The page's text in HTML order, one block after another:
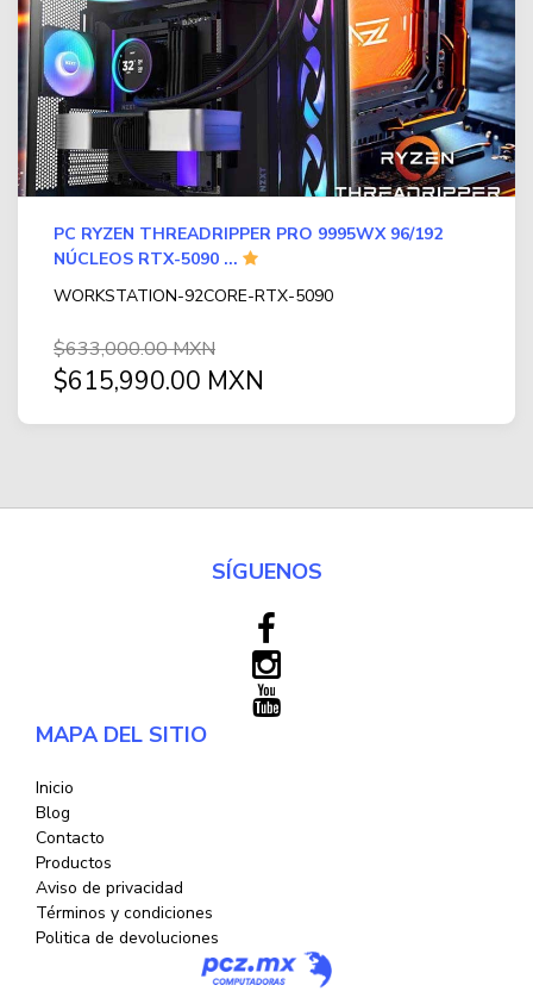
PC RYZEN THREADRIPPER PRO 9995WX 96/192
NÚCLEOS RTX-5090 ...
WORKSTATION-92CORE-RTX-5090
$633,000.00 MXN
$615,990.00 MXN
SÍGUENOS
MAPA DEL SITIO
Inicio
Blog
Contacto
Productos
Aviso de privacidad
Términos y condiciones
Politica de devoluciones